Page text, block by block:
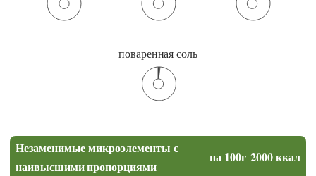
поваренная соль
Незаменимые микроэлементы с
наивысшими пропорциями
на 100г 2000 ккал